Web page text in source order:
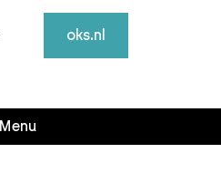
oks.nl
Menu